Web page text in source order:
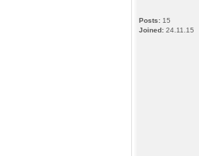
Posts: 15
Joined: 24.11.15